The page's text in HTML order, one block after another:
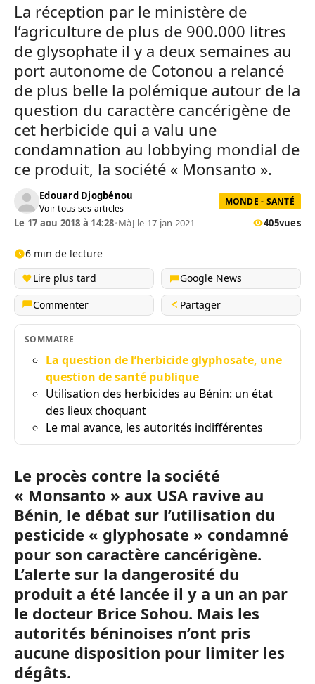
La réception par le ministère de
l’agriculture de plus de 900.000 litres
de glysophate il y a deux semaines au
port autonome de Cotonou a relancé
de plus belle la polémique autour de la
question du caractère cancérigène de
cet herbicide qui a valu une
condamnation au lobbying mondial de
ce produit, la société « Monsanto ».
Edouard Djogbénou
Voir tous ses articles
MONDE - SANTÉ
Le 17 aou 2018 à 14:28•MàJ le 17 jan 2021 405vues
6 min de lecture
Lire plus tard
Google News
Commenter
Partager
SOMMAIRE
La question de l’herbicide glyphosate, une
question de santé publique
Utilisation des herbicides au Bénin: un état
des lieux choquant
Le mal avance, les autorités indifférentes
Le procès contre la société
« Monsanto » aux USA ravive au
Bénin, le débat sur l’utilisation du
pesticide « glyphosate » condamné
pour son caractère cancérigène.
L’alerte sur la dangerosité du
produit a été lancée il y a un an par
le docteur Brice Sohou. Mais les
autorités béninoises n’ont pris
aucune disposition pour limiter les
dégâts.